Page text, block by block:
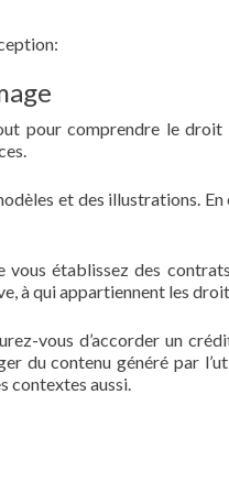
pour comprendre le droit
et des illustrations.
établissez des
à qui appartiennent les
vous d’accorder un
du contenu généré par
contextes aussi.